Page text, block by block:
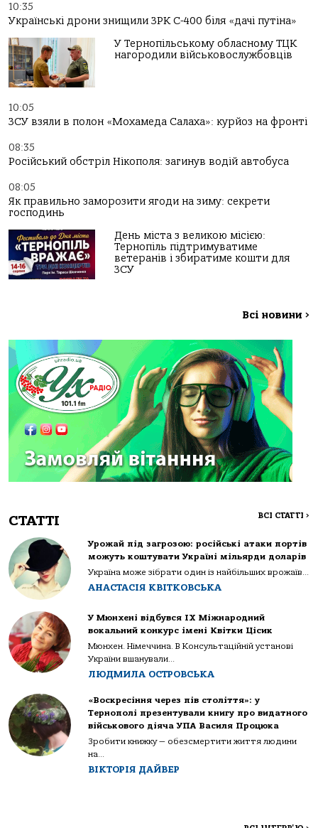
10:35
Українські дрони знищили ЗРК С-400 біля «дачі путіна»
У Тернопільському обласному ТЦК
нагородили військовослужбовців
10:05
ЗСУ взяли в полон «Мохамеда Салаха»: курйоз на фронті
08:35
Російський обстріл Нікополя: загинув водій автобуса
08:05
Як правильно заморозити ягоди на зиму: секрети
господинь
День міста з великою місією:
Тернопіль підтримуватиме
ветеранів і збиратиме кошти для
ЗСУ
Всі новини >
СТАТТІ ВСІ СТАТТІ >
Урожай під загрозою: російські атаки портів
можуть коштувати Україні мільярди доларів
Україна може зібрати один із найбільших врожаїв...
АНАСТАСІЯ КВІТКОВСЬКА
У Мюнхені відбувся IX Міжнародний
вокальний конкурс імені Квітки Цісик
Мюнхен. Німеччина. В Консультаційній установі
України вшанували...
ЛЮДМИЛА ОСТРОВСЬКА
«Воскресіння через пів століття»: у
Тернополі презентували книгу про видатного
військового діяча УПА Василя Процюка
Зробити книжку — обезсмертити життя людини
на...
ВІКТОРІЯ ДАЙВЕР